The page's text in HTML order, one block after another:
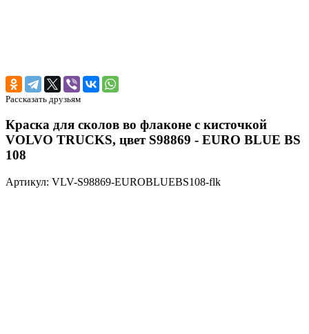
Рассказать друзьям
Краска для сколов во флаконе с кисточкой
VOLVO TRUCKS, цвет S98869 - EURO BLUE BS
108
Артикул: VLV-S98869-EUROBLUEBS108-flk